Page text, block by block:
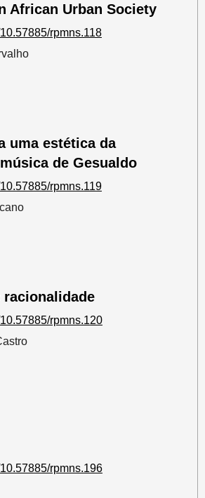
African Urban Society
rpmns.118
uma estética da
de Gesualdo
rpmns.119
racionalidade
rpmns.120
rpmns.196